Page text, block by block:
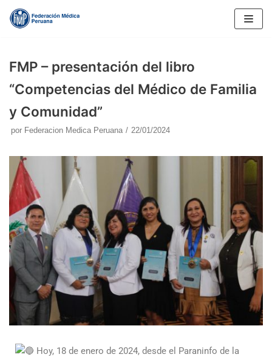
contenido
FMP – presentación del libro
“Competencias del Médico de Familia
y Comunidad”
por Federacion Medica Peruana 22/01/2024
Hoy, 18 de enero de 2024, desde el Paraninfo de la